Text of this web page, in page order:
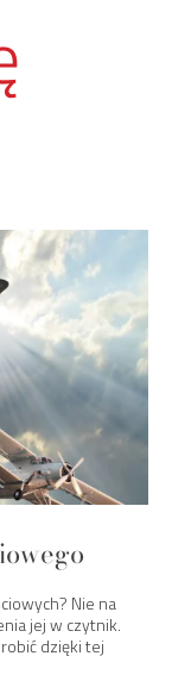
Nie na
jej w czytnik.
dzięki tej